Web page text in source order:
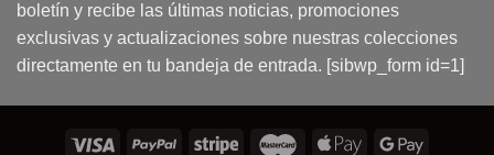
boletín y recibe las últimas noticias, promociones
exclusivas y actualizaciones sobre nuestras colecciones
directamente en tu bandeja de entrada. [sibwp_form id=1]